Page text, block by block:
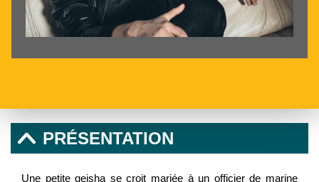
PRÉSENTATION
Une petite geisha se croit mariée à un officier de marine